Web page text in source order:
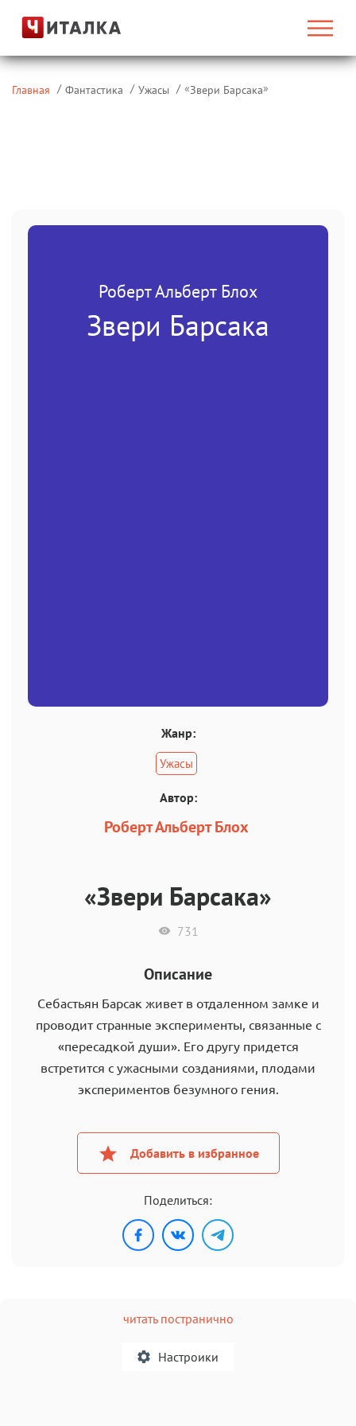
Главная Фантастика Ужасы «Звери Барсака»
Роберт Альберт Блох
Звери Барсака
Жанр:
Ужасы
Автор:
Роберт Альберт Блох
«Звери Барсака»
731
Описание
Себастьян Барсак живет в отдаленном замке и
проводит странные эксперименты, связанные с
«пересадкой души». Его другу придется
встретится с ужасными созданиями, плодами
экспериментов безумного гения.
Добавить в избранное
Поделиться:
читать постранично
Настроики